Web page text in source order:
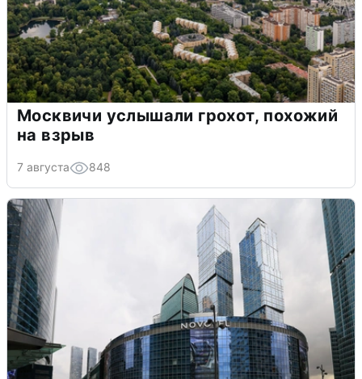
Москвичи услышали грохот, похожий
на взрыв
7 августа 848